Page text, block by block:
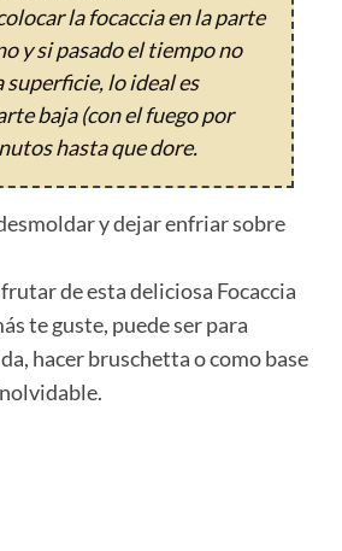
la focaccia en la parte
y si pasado el tiempo no
superficie, lo ideal es
baja (con el fuego por
hasta que dore.
y dejar enfriar sobre
de esta deliciosa Focaccia
te guste, puede ser para
hacer bruschetta o como base